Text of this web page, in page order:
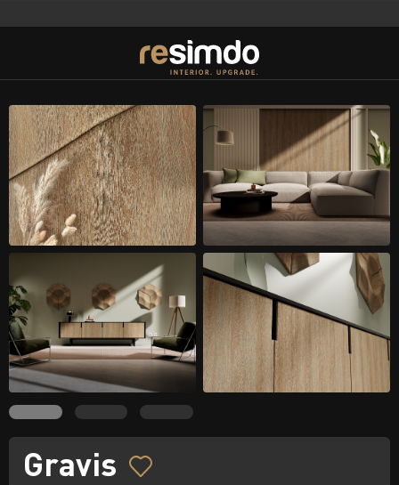
Gravis